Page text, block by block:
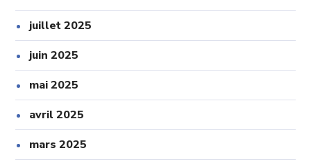
juillet 2025
juin 2025
mai 2025
avril 2025
mars 2025